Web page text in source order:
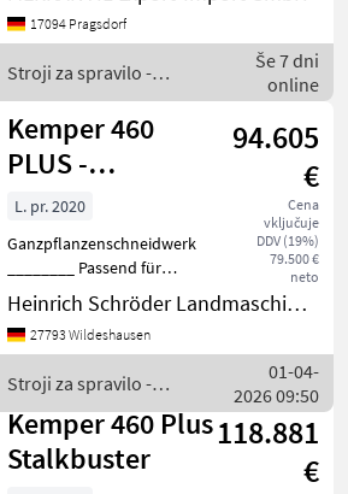
spravilo - poljedelstvo
Adapteri za kombajn
17094 Pragsdorf
Stroji za spravilo -
poljedelstvo / Kemper
Še 7 dni
online
Kemper 460
PLUS -
STALKBUSTER-
94.605
€
Cena
vključuje
DDV (19%)
79.500 €
neto
L. pr. 2020
Ganzpflanzenschneidwerk
________ Passend für
FENDT KATANA,
Zusatzfahrwerk Nr.
1KM400FAPLL137145, GPS
Lenkautomatik/
Reihenführung
automatisch Komb
Heinrich Schröder Landmaschinen KG Wildeshausen
27793 Wildeshausen
Stroji za spravilo -
poljedelstvo / Kemper
01-04-
2026 09:50
Kemper 460 Plus
Stalkbuster
118.881
€